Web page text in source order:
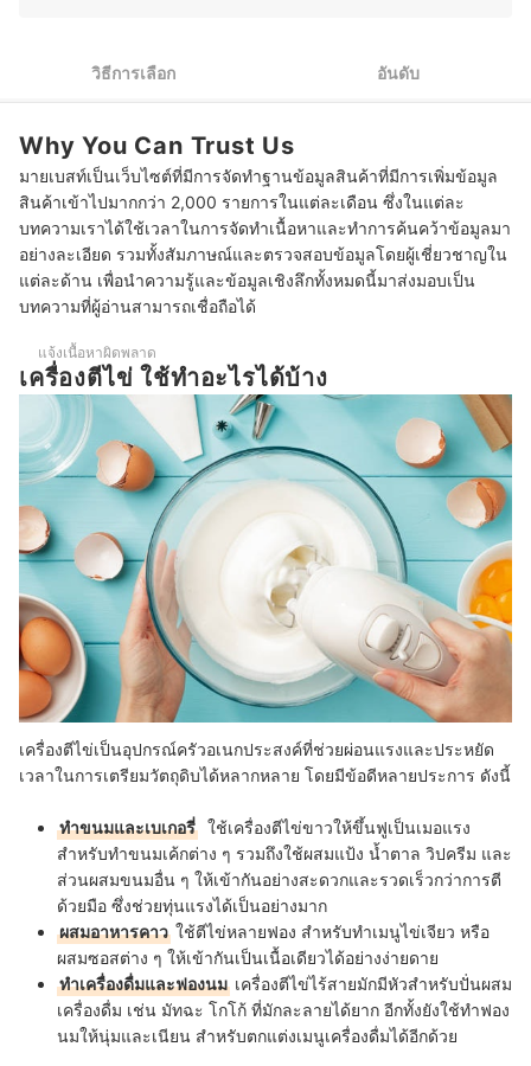
4
10 เครื่องตีไข่ ยี่ห้อไหนดี แบบมือถือ ไฟฟ้า
ใช้เครื่องตีไข่ต่อเนื่องได้นานแค่ไหน
หากใช้เครื่องตีไข่ขาวแล้วไม่ขึ้นฟู ควรทำอย่างไร
วิธีการเลือก อันดับ
Why You Can Trust Us
มายเบสท์เป็นเว็บไซต์ที่มีการจัดทำฐานข้อมูลสินค้าที่มีการเพิ่มข้อมูล
สินค้าเข้าไปมากกว่า 2,000 รายการในแต่ละเดือน ซึ่งในแต่ละ
บทความเราได้ใช้เวลาในการจัดทำเนื้อหาและทำการค้นคว้าข้อมูลมา
อย่างละเอียด รวมทั้งสัมภาษณ์และตรวจสอบข้อมูลโดยผู้เชี่ยวชาญใน
แต่ละด้าน เพื่อนำความรู้และข้อมูลเชิงลึกทั้งหมดนี้มาส่งมอบเป็น
บทความที่ผู้อ่านสามารถเชื่อถือได้
แจ้งเนื้อหาผิดพลาด
เครื่องตีไข่ ใช้ทำอะไรได้บ้าง
เครื่องตีไข่เป็นอุปกรณ์ครัวอเนกประสงค์ที่ช่วยผ่อนแรงและประหยัด
เวลาในการเตรียมวัตถุดิบได้หลากหลาย โดยมีข้อดีหลายประการ ดังนี้
ทำขนมและเบเกอรี่ ใช้เครื่องตีไข่ขาวให้ขึ้นฟูเป็นเมอแรง
สำหรับทำขนมเค้กต่าง ๆ รวมถึงใช้ผสมแป้ง น้ำตาล วิปครีม และ
ส่วนผสมขนมอื่น ๆ ให้เข้ากันอย่างสะดวกและรวดเร็วกว่าการตี
ด้วยมือ ซึ่งช่วยทุ่นแรงได้เป็นอย่างมาก
ผสมอาหารคาว ใช้ตีไข่หลายฟอง สำหรับทำเมนูไข่เจียว หรือ
ผสมซอสต่าง ๆ ให้เข้ากันเป็นเนื้อเดียวได้อย่างง่ายดาย
ทำเครื่องดื่มและฟองนม เครื่องตีไข่ไร้สายมักมีหัวสำหรับปั่นผสม
เครื่องดื่ม เช่น มัทฉะ โกโก้ ที่มักละลายได้ยาก อีกทั้งยังใช้ทำฟอง
นมให้นุ่มและเนียน สำหรับตกแต่งเมนูเครื่องดื่มได้อีกด้วย